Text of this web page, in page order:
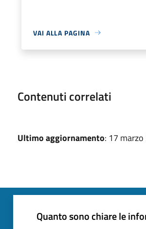
VAI ALLA PAGINA
Contenuti correlati
Ultimo aggiornamento: 17
Quanto sono chiare le